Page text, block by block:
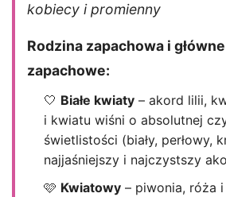
kobiecy i promienny
Rodzina zapachowa i
zapachowe:
🤍 Białe kwiaty– akord lilii,
i kwiatu wiśni o absolutnej
świetlistości (biały, perłowy,
najjaśniejszy i najczystszy
🩷 Kwiatowy– piwonia, róża i